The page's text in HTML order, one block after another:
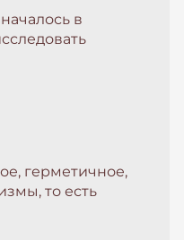
в
герметичное,
то есть